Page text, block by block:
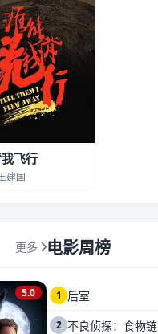
飞行
建国
更多
5.0
电影周榜
1 后室
2 不良侦探：食物链